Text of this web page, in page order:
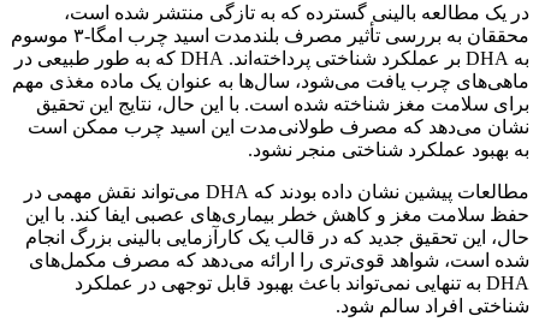
در یک مطالعه بالینی گسترده که به تازگی منتشر شده است،
محققان به بررسی تأثیر مصرف بلندمدت اسید چرب امگا-۳ موسوم
به DHA بر عملکرد شناختی پرداخته‌اند. DHA که به طور طبیعی در
ماهی‌های چرب یافت می‌شود، سال‌ها به عنوان یک ماده مغذی مهم
برای سلامت مغز شناخته شده است. با این حال، نتایج این تحقیق
نشان می‌دهد که مصرف طولانی‌مدت این اسید چرب ممکن است
به بهبود عملکرد شناختی منجر نشود.
مطالعات پیشین نشان داده بودند که DHA می‌تواند نقش مهمی در
حفظ سلامت مغز و کاهش خطر بیماری‌های عصبی ایفا کند. با این
حال، این تحقیق جدید که در قالب یک کارآزمایی بالینی بزرگ انجام
شده است، شواهد قوی‌تری را ارائه می‌دهد که مصرف مکمل‌های
DHA به تنهایی نمی‌تواند باعث بهبود قابل توجهی در عملکرد
شناختی افراد سالم شود.